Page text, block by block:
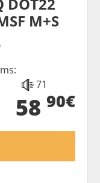
M+S
71
58 90€